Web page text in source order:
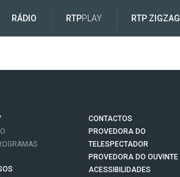
RÁDIO RTPPLAY RTP ZIGZAG
CONTACTOS
PROVEDORA DO
TELESPECTADOR
PROVEDORA DO OUVINTE
ACESSIBILIDADES